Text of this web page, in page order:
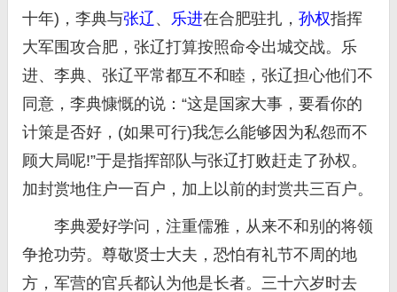
十年)，李典与张辽 、 乐进在合肥驻扎， 孙权指挥
大军围攻合肥，张辽打算按照命令出城交战。乐
进、李典、张辽平常都互不和睦，张辽担心他们不
同意，李典慷慨的说：“这是国家大事，要看你的
计策是否好，(如果可行)我怎么能够因为私怨而不
顾大局呢!”于是指挥部队与张辽打败赶走了孙权。
加封赏地住户一百户，加上以前的封赏共三百户。
李典爱好学问，注重儒雅，从来不和别的将领
争抢功劳。尊敬贤士大夫，恐怕有礼节不周的地
方，军营的官兵都认为他是长者。三十六岁时去